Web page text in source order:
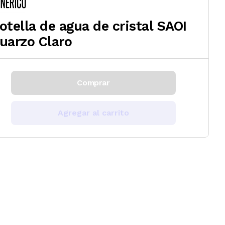
de agua de cristal SAOI
Claro
Comprar
Agregar al carrito